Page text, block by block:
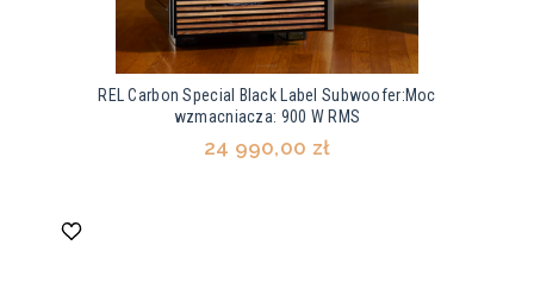
REL Carbon Special Black Label Subwoofer:Moc
wzmacniacza: 900 W RMS
24 990,00 zł